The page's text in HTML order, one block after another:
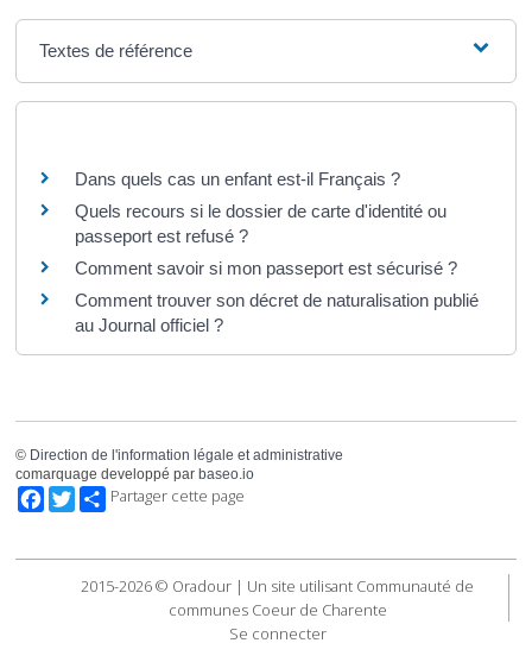
Textes de référence
Dans quels cas un enfant est-il Français ?
Quels recours si le dossier de carte d'identité ou
passeport est refusé ?
Comment savoir si mon passeport est sécurisé ?
Comment trouver son décret de naturalisation publié
au Journal officiel ?
© Direction de l'information légale et administrative
comarquage developpé par baseo.io
Facebook
TwitterPartager cette page
2015-2026 © Oradour | Un site utilisant Communauté de
communes Coeur de Charente
Se connecter